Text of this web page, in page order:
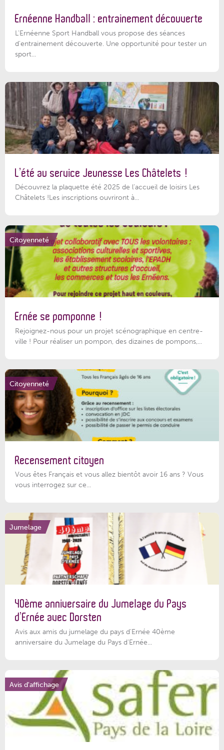
Ernéenne Handball : entrainement découverte
L'Ernéenne Sport Handball vous propose des séances
d'entrainement découverte. Une opportunité pour tester un
sport...
L’été au service Jeunesse Les Châtelets !
Découvrez la plaquette été 2025 de l’accueil de loisirs Les
Châtelets !Les inscriptions ouvriront à...
Citoyenneté
Ernée se pomponne !
Rejoignez-nous pour un projet scénographique en centre-
ville ! Pour réaliser un pompon, des dizaines de pompons,...
Citoyenneté
Recensement citoyen
Vous êtes Français et vous allez bientôt avoir 16 ans ? Vous
vous interrogez sur ce...
Jumelage
40ème anniversaire du Jumelage du Pays
d’Ernée avec Dorsten
Avis aux amis du jumelage du pays d'Ernée 40ème
anniversaire du Jumelage du Pays d'Ernée...
Avis d'affichage